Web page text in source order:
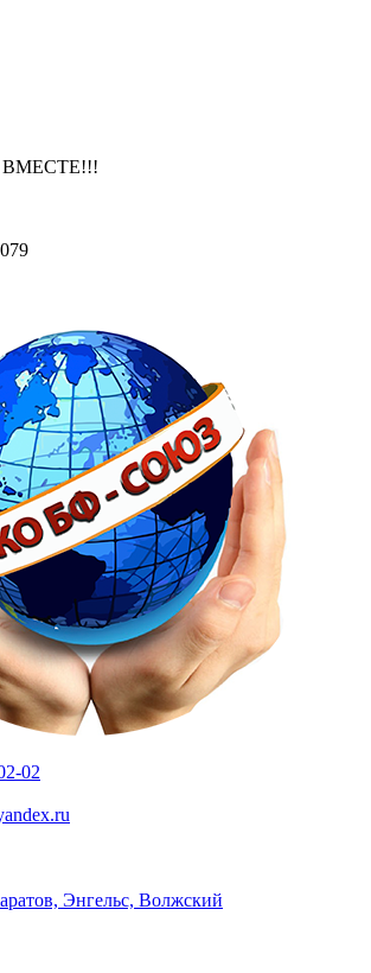
02
Энгельс, Волжский